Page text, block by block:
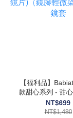
【福利品】
款甜心系列 - 甜
光鏡片)（鏡腳輕
贈眼鏡套
NT$699
NT$1,480